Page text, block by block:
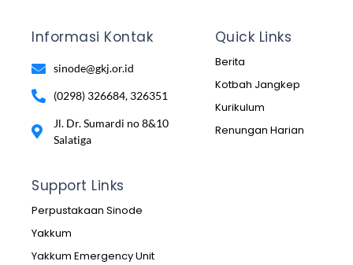
Informasi Kontak
sinode@gkj.or.id
(0298) 326684, 326351
Jl. Dr. Sumardi no 8&10
Salatiga
Quick Links
Berita
Kotbah Jangkep
Kurikulum
Renungan Harian
Support Links
Perpustakaan Sinode
Yakkum
Yakkum Emergency Unit